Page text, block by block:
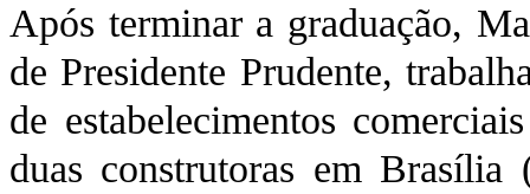
Após terminar a graduação,
de Presidente Prudente,
de estabelecimentos
duas construtoras em Brasília